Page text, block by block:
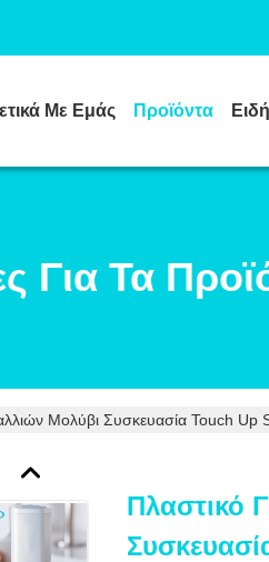
Με Εμάς Προϊόντα
Για Τα
Μολύβι Συσκευασία Touch
Πλαστικό